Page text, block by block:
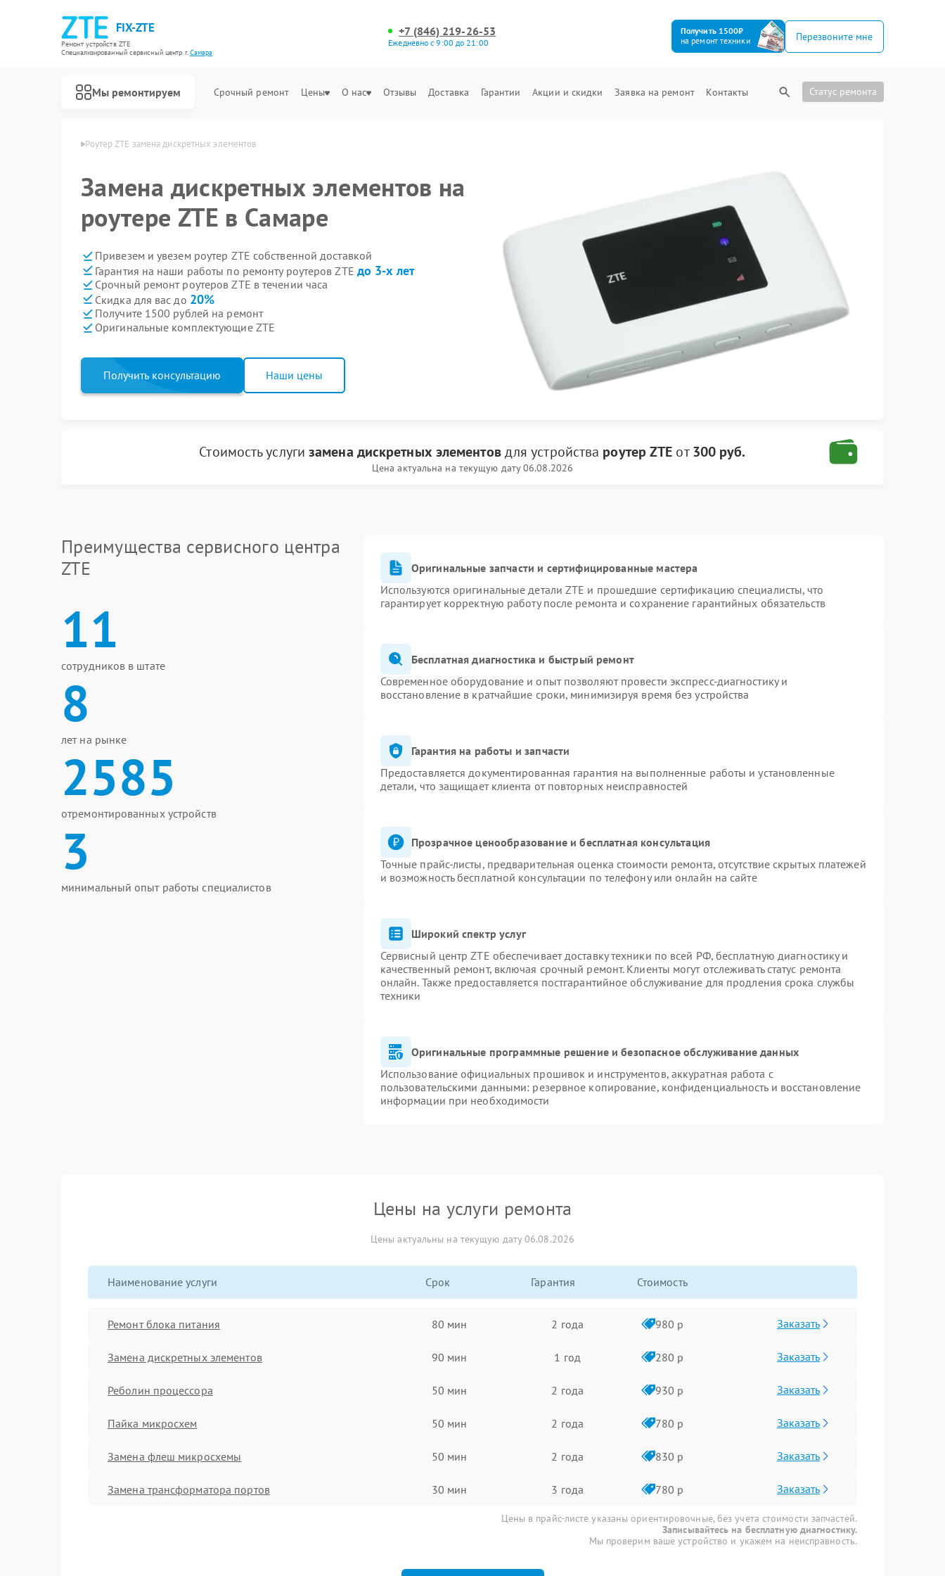
FIX-ZTE
Ремонт устройств ZTE
Специализированный cервисный центр г.Самара
+7 (846) 219-26-53
Ежедневно с 9:00 до 21:00
Получить 1500₽
на ремонт техники
Перезвоните мне
Мы ремонтируем Срочный ремонт Цены О нас Отзывы Доставка Гарантии Акции и скидки Заявка на ремонт Контакты Статус ремонта
Роутер ZTE замена дискретных элементов
Замена дискретных элементов на
роутере ZTE в Самаре
Привезем и увезем роутер ZTE собственной доставкой
Гарантия на наши работы по ремонту роутеров ZTE до 3-х лет
Срочный ремонт роутеров ZTE в течении часа
Скидка для вас до 20%
Получите 1500 рублей на ремонт
Оригинальные комплектующие ZTE
Получить консультацию Наши цены
Стоимость услугизамена дискретных элементовдля устройства роутер ZTE от300 руб.
Цена актуальна на текущую дату 06.08.2026
Преимущества сервисного центра
ZTE
11
сотрудников в штате
8
лет на рынке
2585
отремонтированных устройств
3
минимальный опыт работы специалистов
Оригинальные запчасти и сертифицированные мастера
Используются оригинальные детали ZTE и прошедшие сертификацию специалисты, что
гарантирует корректную работу после ремонта и сохранение гарантийных обязательств
Бесплатная диагностика и быстрый ремонт
Современное оборудование и опыт позволяют провести экспресс-диагностику и
восстановление в кратчайшие сроки, минимизируя время без устройства
Гарантия на работы и запчасти
Предоставляется документированная гарантия на выполненные работы и установленные
детали, что защищает клиента от повторных неисправностей
Прозрачное ценообразование и бесплатная консультация
Точные прайс-листы, предварительная оценка стоимости ремонта, отсутствие скрытых платежей
и возможность бесплатной консультации по телефону или онлайн на сайте
Широкий спектр услуг
Сервисный центр ZTE обеспечивает доставку техники по всей РФ, бесплатную диагностику и
качественный ремонт, включая срочный ремонт. Клиенты могут отслеживать статус ремонта
онлайн. Также предоставляется постгарантийное обслуживание для продления срока службы
техники
Оригинальные программные решение и безопасное обслуживание данных
Использование официальных прошивок и инструментов, аккуратная работа с
пользовательскими данными: резервное копирование, конфиденциальность и восстановление
информации при необходимости
Цены на услуги ремонта
Цены актуальны на текущую дату 06.08.2026
Наименование услуги Срок Гарантия Стоимость
Ремонт блока питания 80 мин 2 года 980 р Заказать
Замена дискретных элементов 90 мин 1 год 280 р Заказать
Реболин процессора 50 мин 2 года 930 р Заказать
Пайка микросхем 50 мин 2 года 780 р Заказать
Замена флеш микросхемы 50 мин 2 года 830 р Заказать
Замена трансформатора портов 30 мин 3 года 780 р Заказать
Цены в прайс-листе указаны ориентировочные, без учета стоимости запчастей.
Записывайтесь на бесплатную диагностику.
Мы проверим ваше устройство и укажем на неисправность.